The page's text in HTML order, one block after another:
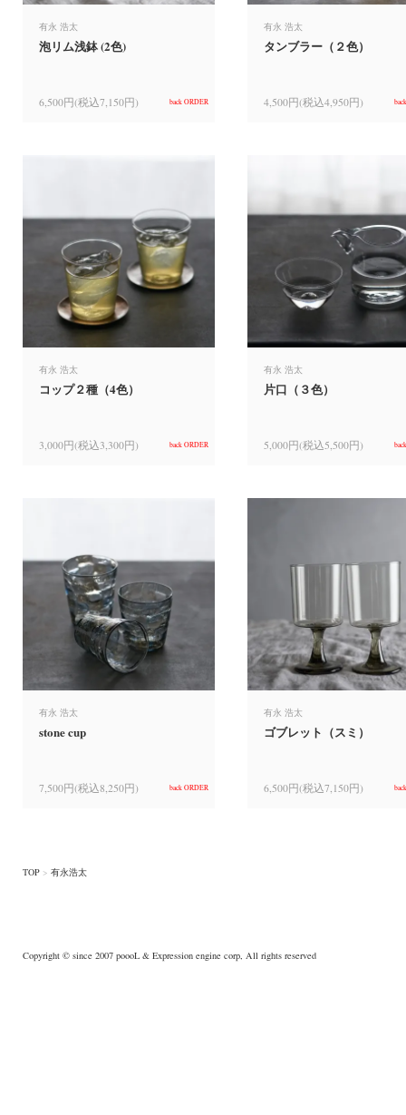
有永 浩太
泡リム浅鉢 (2色)
6,500円(税込7,150円) back ORDER
有永 浩太
タンブラー（２色）
4,500円(税込4,950円)
有永 浩太
コップ２種（4色）
3,000円(税込3,300円) back ORDER
有永 浩太
片口（３色）
5,000円(税込5,500円)
有永 浩太
stone cup
7,500円(税込8,250円) back ORDER
有永 浩太
ゴブレット（スミ）
6,500円(税込7,150円)
TOP > 有永浩太
Copyright © since 2007 poooL & Expression engine corp, All rights reserved